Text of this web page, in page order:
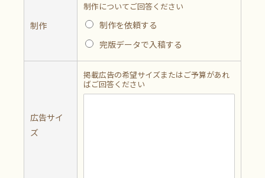
制作
制作についてご回答ください
制作を依頼する
完版データで入稿する
広告サイ
ズ
掲載広告の希望サイズまたはご予算があれ
ばご回答ください